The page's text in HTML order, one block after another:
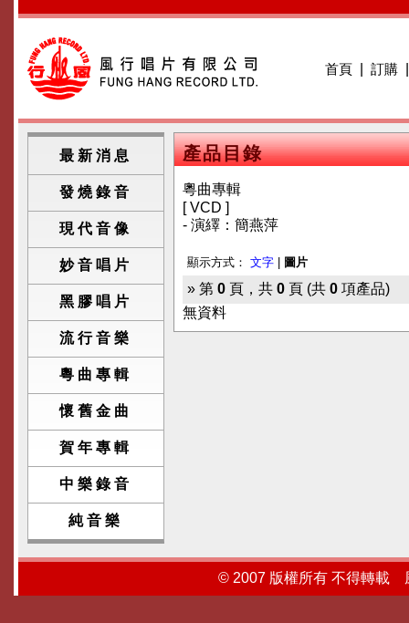
首頁 訂購
最新消息
發燒錄音
現代音像
妙音唱片
黑膠唱片
流行音樂
粵曲專輯
懷舊金曲
賀年專輯
中樂錄音
純音樂
產品目錄
粵曲專輯
[ VCD ]
- 演繹：簡燕萍
顯示方式： 文字 圖片
» 第 0 頁，共 0 頁 (共 0 項產品)
無資料
© 2007 版權所有 不得轉載